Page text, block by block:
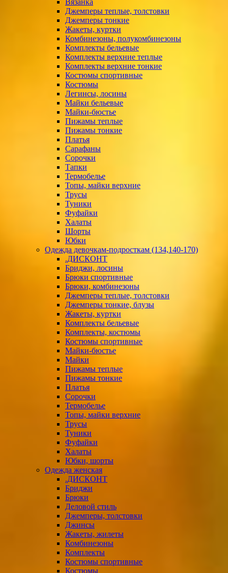
Вязанка
Джемперы теплые, толстовки
Джемперы тонкие
Жакеты, куртки
Комбинезоны, полукомбинезоны
Комплекты бельевые
Комплекты верхние теплые
Комплекты верхние тонкие
Костюмы спортивные
Костюмы
Легинсы, лосины
Майки бельевые
Майки-бюстье
Пижамы теплые
Пижамы тонкие
Платья
Сарафаны
Сорочки
Тапки
Термобелье
Топы, майки верхние
Трусы
Туники
Фуфайки
Халаты
Шорты
Юбки
Одежда девочкам-подросткам (134,140-170)
.ДИСКОНТ
Бриджи, лосины
Брюки спортивные
Брюки, комбинезоны
Джемперы теплые, толстовки
Джемперы тонкие, блузы
Жакеты, куртки
Комплекты бельевые
Комплекты, костюмы
Костюмы спортивные
Майки-бюстье
Майки
Пижамы теплые
Пижамы тонкие
Платья
Сорочки
Термобелье
Топы, майки верхние
Трусы
Туники
Фуфайки
Халаты
Юбки, шорты
Одежда женская
.ДИСКОНТ
Бриджи
Брюки
Деловой стиль
Джемперы, толстовки
Джинсы
Жакеты, жилеты
Комбинезоны
Комплекты
Костюмы спортивные
Костюмы